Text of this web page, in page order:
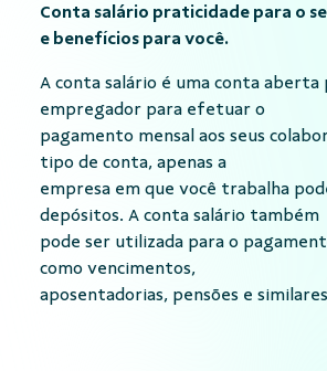
Conta salário praticidade para o
e benefícios para você.
A conta salário é uma conta
empregador para efetuar o
pagamento mensal aos seus
tipo de conta, apenas a
empresa em que você trabalha
depósitos. A conta salário também
pode ser utilizada para o
como vencimentos,
aposentadorias, pensões e